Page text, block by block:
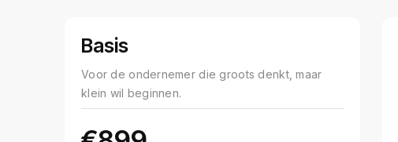
Basis
Voor de ondernemer die groots denkt, maar
klein wil beginnen.